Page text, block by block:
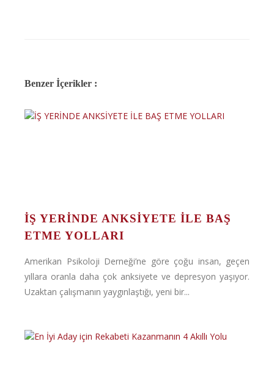
Benzer İçerikler :
İŞ YERİNDE ANKSİYETE İLE BAŞ
ETME YOLLARI
Amerikan Psikoloji Derneği’ne göre çoğu insan, geçen
yıllara oranla daha çok anksiyete ve depresyon yaşıyor.
Uzaktan çalışmanın yaygınlaştığı, yeni bir...